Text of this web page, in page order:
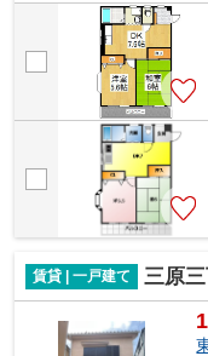
ーネット無料・バス・トイ
賃貸 | 一戸建て 三原